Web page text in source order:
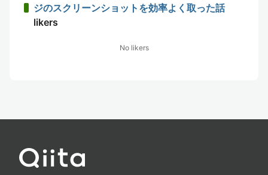
ジのスクリーンショットを効率よく取った話
likers
No likers